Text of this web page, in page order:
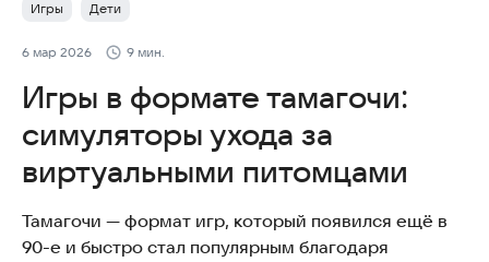
Игры Дети
6 мар 2026 9 мин.
Игры в формате тамагочи:
симуляторы ухода за
виртуальными питомцами
Тамагочи — формат игр, который появился ещё в
90-е и быстро стал популярным благодаря